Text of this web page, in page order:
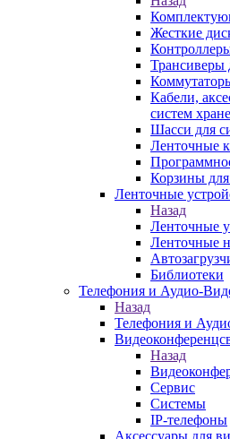
Жесткие
Кабели,
систем
Шасси для
Ленточные
Корзины
Ленточные
Назад
Ленточные
Ленточные
Библиотеки
Телефония и Аудио-
Назад
Телефония и
Назад
Сервис
Системы
IP-телефоны
Аксессуары для